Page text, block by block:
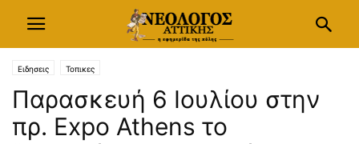
Ειδησεις Τοπικες
Παρασκευή 6 Ιουλίου στην
πρ. Expo Athens το